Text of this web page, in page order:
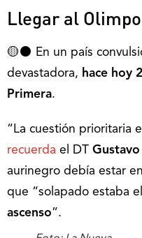
Llegar al Olimpo
🟡⚫️ En un país
devastadora, hace hoy
Primera.
“La cuestión prioritaria
recuerda el DT
aurinegro debía estar
que “solapado estaba
ascenso”.